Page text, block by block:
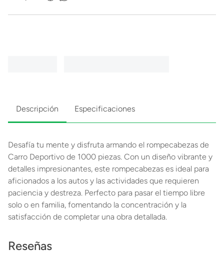
Descripción Especificaciones
Desafía tu mente y disfruta armando el rompecabezas de
Carro Deportivo de 1000 piezas. Con un diseño vibrante y
detalles impresionantes, este rompecabezas es ideal para
aficionados a los autos y las actividades que requieren
paciencia y destreza. Perfecto para pasar el tiempo libre
solo o en familia, fomentando la concentración y la
satisfacción de completar una obra detallada.
Reseñas